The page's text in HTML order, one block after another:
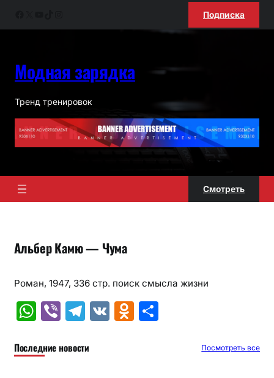
Подписка
Модная зарядка
Тренд тренировок
Смотреть
Альбер Камю — Чума
Роман, 1947, 336 стр. поиск смысла жизни
W
at
Vi
er
T
e
V O О
Последние новости Посмотреть все